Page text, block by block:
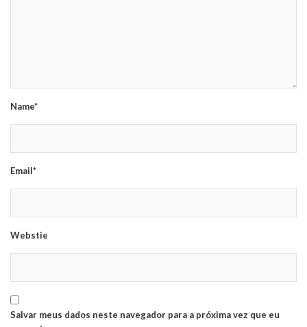
Name*
Email*
Webstie
Salvar meus dados neste navegador para a próxima vez que eu